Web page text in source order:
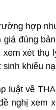
hợp
giá đúng
xem xét thụ
sinh khiếu
luật về
nghị xem